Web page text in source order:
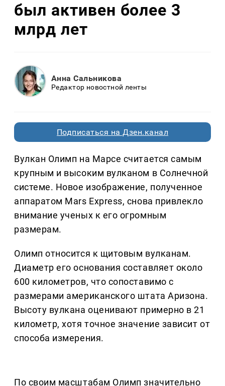
был активен более 3
млрд лет
Анна Сальникова
Редактор новостной ленты
Подписаться на Дзен.канал
Вулкан Олимп на Марсе считается самым
крупным и высоким вулканом в Солнечной
системе. Новое изображение, полученное
аппаратом Mars Express, снова привлекло
внимание ученых к его огромным
размерам.
Олимп относится к щитовым вулканам.
Диаметр его основания составляет около
600 километров, что сопоставимо с
размерами американского штата Аризона.
Высоту вулкана оценивают примерно в 21
километр, хотя точное значение зависит от
способа измерения.
По своим масштабам Олимп значительно